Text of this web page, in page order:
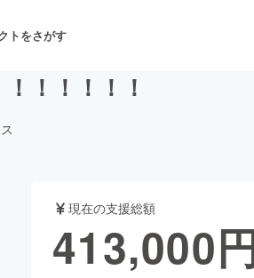
トをさがす
パフォーマンス
ファッ
！！！！！
現在の支援総額
413,000